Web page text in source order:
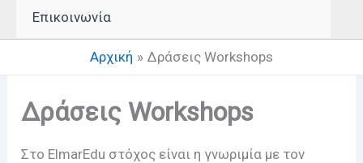
Επικοινωνία
Αρχική Δράσεις Workshops
Δράσεις Workshops
Στο ElmarEdu στόχος είναι η γνωριμία με τον